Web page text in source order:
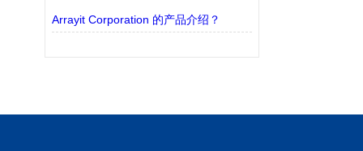
Arrayit Corporation 的产品介绍？